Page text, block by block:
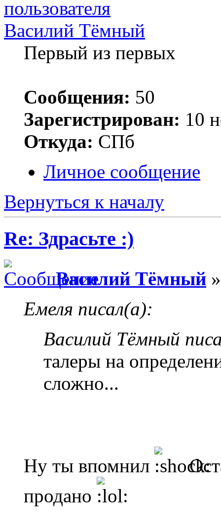
Василий Тёмный
Первый из первых
Сообщения: 50
Зарегистрирован: 10
Откуда: СПб
Личное сообщение
Вернуться к началу
Re: Здрасьте :)
Василий Тёмный
Емеля писал(а):
Василий Тёмный
талеры на
сложно...
Ну ты впомнил
продано